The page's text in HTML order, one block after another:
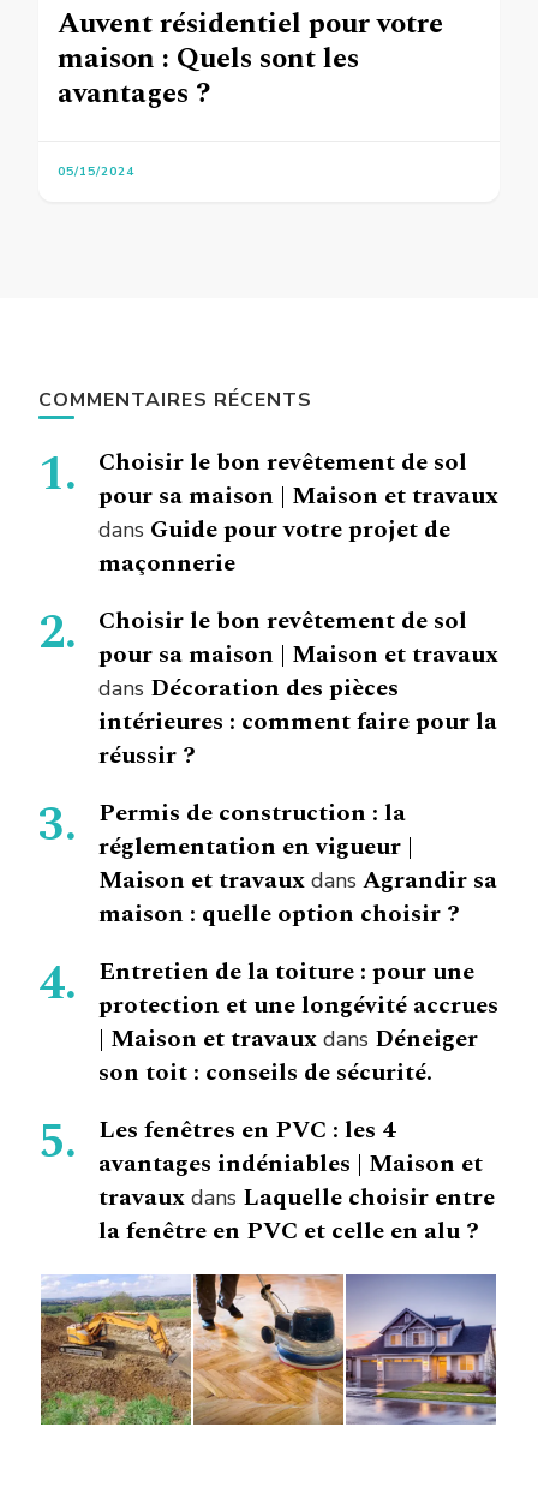
Auvent résidentiel pour votre
maison : Quels sont les
avantages ?
05/15/2024
COMMENTAIRES RÉCENTS
Choisir le bon revêtement de sol
pour sa maison | Maison et travaux
dans Guide pour votre projet de
maçonnerie
Choisir le bon revêtement de sol
pour sa maison | Maison et travaux
dans Décoration des pièces
intérieures : comment faire pour la
réussir ?
Permis de construction : la
réglementation en vigueur |
Maison et travaux dans Agrandir sa
maison : quelle option choisir ?
Entretien de la toiture : pour une
protection et une longévité accrues
| Maison et travaux dans Déneiger
son toit : conseils de sécurité.
Les fenêtres en PVC : les 4
avantages indéniables | Maison et
travaux dans Laquelle choisir entre
la fenêtre en PVC et celle en alu ?